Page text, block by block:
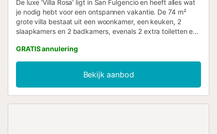
De luxe 'Villa Rosa' ligt in San Fulgencio en heeft alles wat
je nodig hebt voor een ontspannen vakantie. De 74 m²
grote villa bestaat uit een woonkamer, een keuken, 2
slaapkamers en 2 badkamers, evenals 2 extra toiletten en
zijn Wi-Fi (geschikt voor videogesprekken),
airconditioning, een ventilator, een wasmachine en een tv.
Een kinderstoel en een babybedje zijn beschikbaar tegen
een extra vergoeding. Het hoogtepunt van deze
accommodatie is de eigen buitenruimte waar gasten
GRATIS annulering
Bekijk aanbod